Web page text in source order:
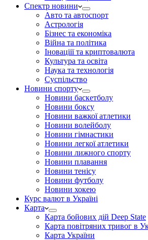
Спектр новини
Авто та автоспорт
Астрологія
Бізнес та економіка
Війна та політика
Іноваціії та криптовалюта
Культура та освіта
Наука та технологія
Суспільство
Новини спорту
Новини баскетболу
Новини боксу
Новини важкої атлетики
Новини волейболу
Новини гімнастики
Новини легкої атлетики
Новини лижного спорту
Новини плавання
Новини тенісу
Новини футболу
Новини хокею
Курс валют в Україні
Карта
Карта бойових дій Deep State
Карта повітряних тривог в
Карта України